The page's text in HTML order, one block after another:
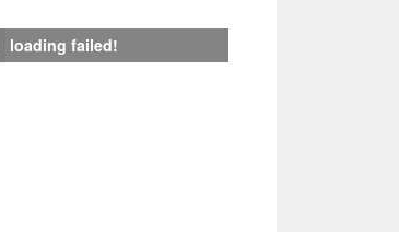
loading failed!